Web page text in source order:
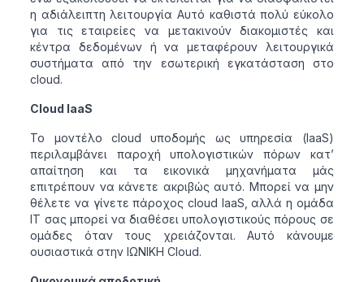
η αδιάλειπτη λειτουργία Αυτό καθιστά πολύ εύκολο
για τις εταιρείες να μετακινούν διακομιστές και
κέντρα δεδομένων ή να μεταφέρουν λειτουργικά
συστήματα από την εσωτερική εγκατάσταση στο
cloud.
Cloud IaaS
Το μοντέλο cloud υποδομής ως υπηρεσία (IaaS)
περιλαμβάνει παροχή υπολογιστικών πόρων κατ’
απαίτηση και τα εικονικά μηχανήματα μάς
επιτρέπουν να κάνετε ακριβώς αυτό. Μπορεί να μην
θέλετε να γίνετε πάροχος cloud IaaS, αλλά η ομάδα
IT σας μπορεί να διαθέσει υπολογιστικούς πόρους σε
ομάδες όταν τους χρειάζονται. Αυτό κάνουμε
ουσιαστικά στην ΙΩΝΙΚΗ Cloud.